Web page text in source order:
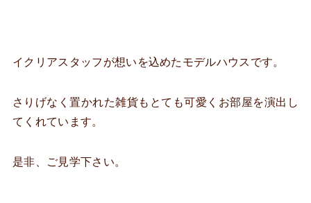
イクリアスタッフが想いを込めたモデルハウスです。
さりげなく置かれた雑貨もとても可愛くお部屋を演出し
てくれています。
是非、ご見学下さい。